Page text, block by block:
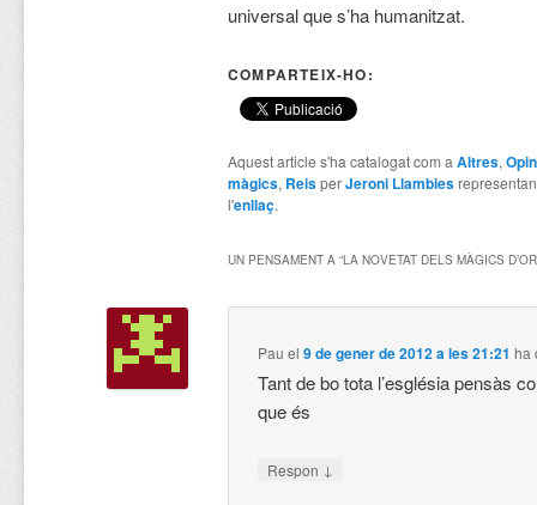
universal que s’ha humanitzat.
COMPARTEIX-HO:
Aquest article s'ha catalogat com a Altres,
màgics, ReisperJeroni Llambies
l'enllaç.
UN PENSAMENT A “LA NOVETAT DELS MÀGICS
Pau el9 de gener de 2012 a les 21:21 ha
Tant de bo tota l’església pensàs
que és
Respon ↓